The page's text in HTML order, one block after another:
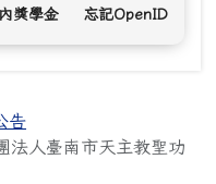
獎學金 忘記OpenID
告
法人臺南市天主教聖功